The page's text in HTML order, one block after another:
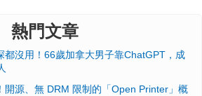
熱門文章
都沒用！66歲加拿大男子靠ChatGPT，成
開源、無 DRM 限制的「Open Printer」概